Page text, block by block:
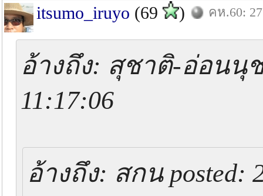
itsumo_iruyo (69 ) คห.60:
อ้างถึง: สุชาติ-อ่อนนุช
11:17:06
อ้างถึง: สกน posted: